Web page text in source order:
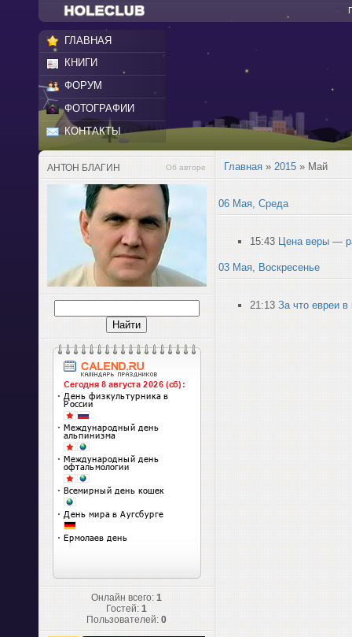
ГЛАВНАЯ
КНИГИ
ФОРУМ
ФОТОГРАФИИ
КОНТАКТЫ
АНТОН БЛАГИН Об авторе
Онлайн всего: 1
Гостей: 1
Пользователей: 0
Главная » 2015 » Май
06 Мая, Среда
15:43 Цена веры —
03 Мая, Воскресенье
21:13 За что евреи